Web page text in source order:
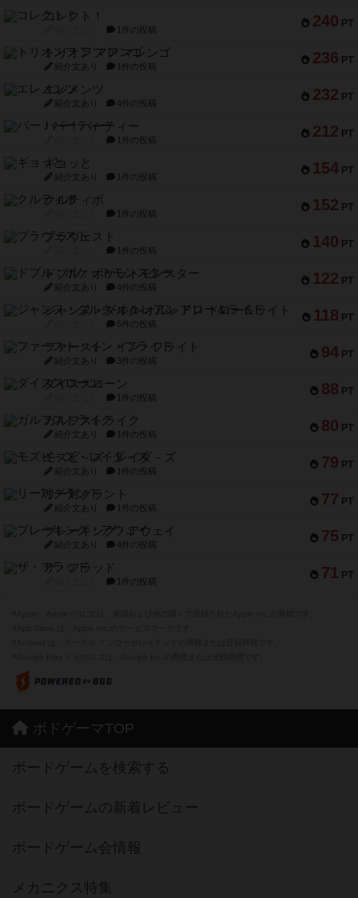
240 PT
コレクト！
1件の投稿
236 PT
トリオンフ ア マレンゴ
紹介文あり 1件の投稿
232 PT
エレメンツ
紹介文あり 4件の投稿
212 PT
バー！パーティー
1件の投稿
154 PT
ギョッと
紹介文あり 1件の投稿
152 PT
クルティボ
1件の投稿
140 PT
ブラヴェスト
1件の投稿
122 PT
ドブル：ポケットモンスター
紹介文あり 4件の投稿
118 PT
ジャンヌ・ダルク-オルレアン ドロー＆ライト
5件の投稿
94 PT
ファースト・イン・フライト
紹介文あり 3件の投稿
88 PT
ダイススローン
1件の投稿
80 PT
ガルフストライク
紹介文あり 1件の投稿
79 PT
モズビ－ズ・レイダ－ズ
紹介文あり 1件の投稿
77 PT
リー対グラント
紹介文あり 1件の投稿
75 PT
ブレーキング・アウェイ
紹介文あり 4件の投稿
71 PT
ザ・フラッド
1件の投稿
ボドゲーマTOP
ボードゲームを検索する
ボードゲームの新着レビュー
ボードゲーム会情報
メカニクス特集